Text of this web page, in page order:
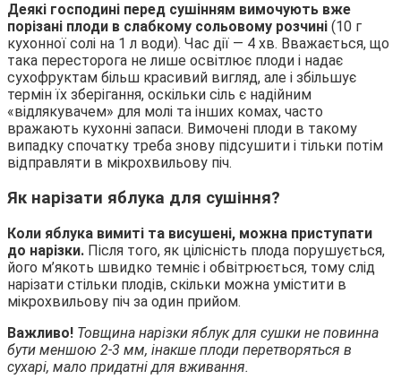
Деякі господині перед сушінням вимочують вже
порізані плоди в слабкому сольовому розчині (10 г
кухонної солі на 1 л води). Час дії — 4 хв. Вважається, що
така пересторога не лише освітлює плоди і надає
сухофруктам більш красивий вигляд, але і збільшує
термін їх зберігання, оскільки сіль є надійним
«відлякувачем» для молі та інших комах, часто
вражають кухонні запаси. Вимочені плоди в такому
випадку спочатку треба знову підсушити і тільки потім
відправляти в мікрохвильову піч.
Як нарізати яблука для сушіння?
Коли яблука вимиті та висушені, можна приступати
до нарізки. Після того, як цілісність плода порушується,
його м’якоть швидко темніє і обвітрюється, тому слід
нарізати стільки плодів, скільки можна умістити в
мікрохвильову піч за один прийом.
Важливо! Товщина нарізки яблук для сушки не повинна
бути меншою 2-3 мм, інакше плоди перетворяться в
сухарі, мало придатні для вживання.